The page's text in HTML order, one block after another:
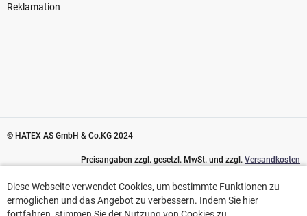
Reklamation
© HATEX AS GmbH & Co.KG 2024
Preisangaben zzgl. gesetzl. MwSt. und zzgl. Versandkosten
Diese Webseite verwendet Cookies, um bestimmte Funktionen zu
ermöglichen und das Angebot zu verbessern. Indem Sie hier
Diese Webseite verwendet Cookies, um bestimmte Funktionen zu
ermöglichen und das Angebot zu verbessern. Indem Sie hier
fortfahren, stimmen Sie der Nutzung von Cookies zu.